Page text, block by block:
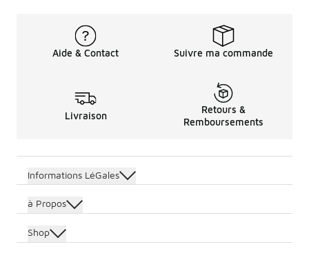
Aide & Contact Suivre ma commande
Livraison
Retours &
Remboursements
Informations LéGales
à Propos
Shop